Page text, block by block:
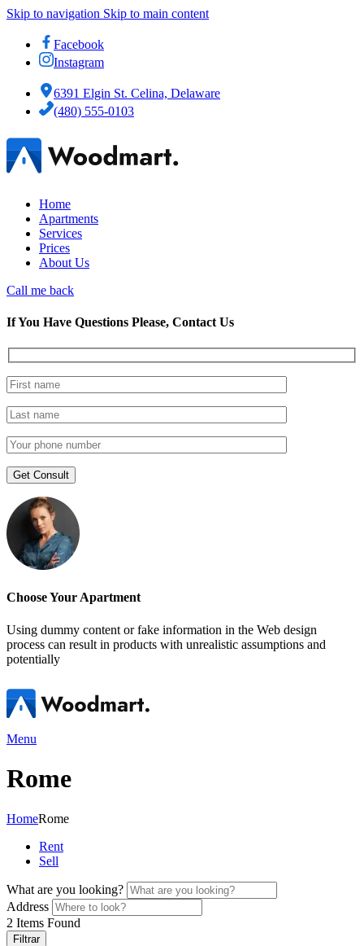
Skip to navigation Skip to main content
Facebook
Instagram
6391 Elgin St. Celina, Delaware
(480) 555-0103
Home
Apartments
Services
Prices
About Us
Call me back
If You Have Questions Please, Contact Us
Choose Your Apartment
Using dummy content or fake information in the Web design
process can result in products with unrealistic assumptions and
potentially
Menu
Rome
HomeRome
Rent
Sell
What are you looking?
Address
2 Items Found
Filtrar